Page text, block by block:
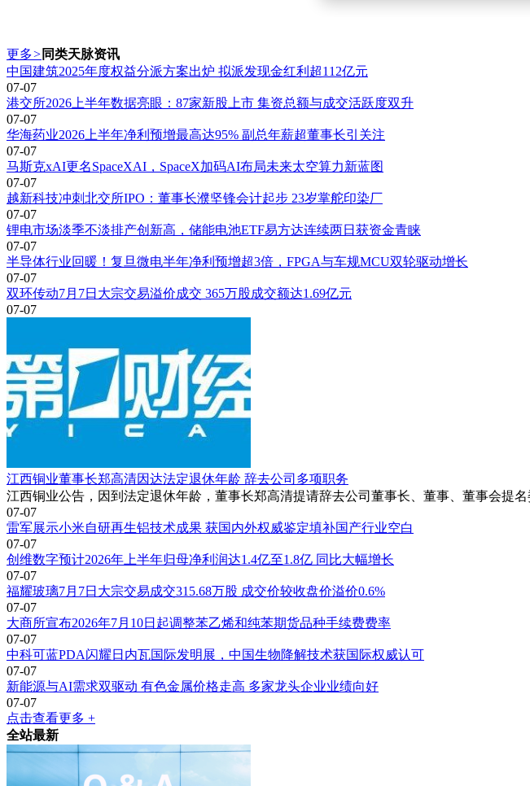
更多> 同类天脉资讯
中国建筑2025年度权益分派方案出炉 拟派发现金红利超112亿元
07-07
港交所2026上半年数据亮眼：87家新股上市 集资总额与成交活跃度双升
07-07
华海药业2026上半年净利预增最高达95% 副总年薪超董事长引关注
07-07
马斯克xAI更名SpaceXAI，SpaceX加码AI布局未来太空算力新蓝图
07-07
越新科技冲刺北交所IPO：董事长濮坚锋会计起步 23岁掌舵印染厂
07-07
锂电市场淡季不淡排产创新高，储能电池ETF易方达连续两日获资金青睐
07-07
半导体行业回暖！复旦微电半年净利预增超3倍，FPGA与车规MCU双轮驱动增长
07-07
双环传动7月7日大宗交易溢价成交 365万股成交额达1.69亿元
07-07
江西铜业董事长郑高清因达法定退休年龄 辞去公司多项职务
江西铜业公告，因到法定退休年龄，董事长郑高清提请辞去公司董事长、董事、董事会提
07-07
雷军展示小米自研再生铝技术成果 获国内外权威鉴定填补国产行业空白
07-07
创维数字预计2026年上半年归母净利润达1.4亿至1.8亿 同比大幅增长
07-07
福耀玻璃7月7日大宗交易成交315.68万股 成交价较收盘价溢价0.6%
07-07
大商所宣布2026年7月10日起调整苯乙烯和纯苯期货品种手续费费率
07-07
中科可蓝PDA闪耀日内瓦国际发明展，中国生物降解技术获国际权威认可
07-07
新能源与AI需求双驱动 有色金属价格走高 多家龙头企业业绩向好
07-07
点击查看更多 +
全站最新